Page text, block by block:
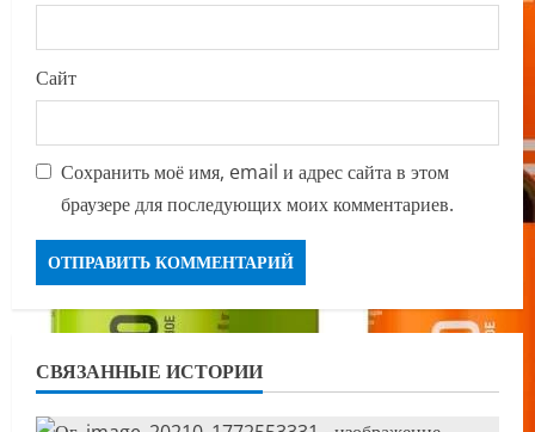
Сайт
Сохранить моё имя, email и адрес сайта в этом
браузере для последующих моих комментариев.
СВЯЗАННЫЕ ИСТОРИИ